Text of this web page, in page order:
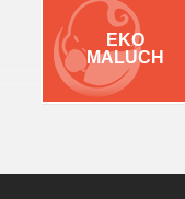
EKO
MALUCH